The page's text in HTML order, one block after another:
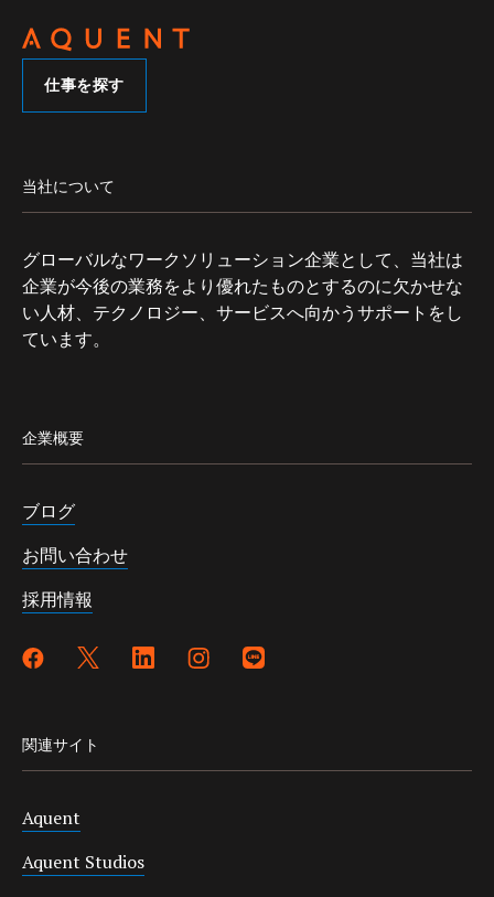
仕事を探す
当社について
グローバルなワークソリューション企業として、当社は
企業が今後の業務をより優れたものとするのに欠かせな
い人材、テクノロジー、サービスへ向かうサポートをし
ています。
企業概要
ブログ
お問い合わせ
採用情報
関連サイト
Aquent
Aquent Studios